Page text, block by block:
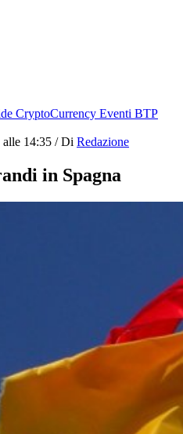
CryptoCurrency Eventi BTP
14:35 / Di Redazione
in Spagna